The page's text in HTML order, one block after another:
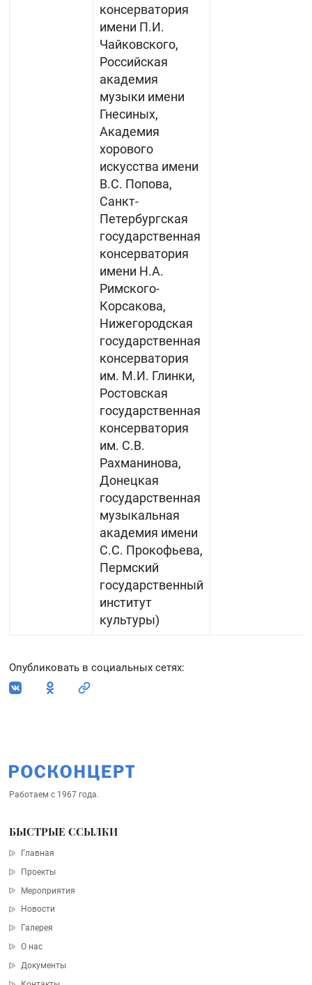
консерватория
имени П.И.
Чайковского,
Российская
академия
музыки имени
Гнесиных,
Академия
хорового
искусства имени
В.С. Попова,
Санкт-
Петербургская
государственная
консерватория
имени Н.А.
Римского-
Корсакова,
Нижегородская
государственная
консерватория
им. М.И. Глинки,
Ростовская
государственная
консерватория
им. С.В.
Рахманинова,
Донецкая
государственная
музыкальная
академия имени
С.С. Прокофьева,
Пермский
государственный
институт
культуры)
Опубликовать в социальных сетях:
Работаем с 1967 года.
БЫСТРЫЕ ССЫЛКИ
Главная
Проекты
Мероприятия
Новости
Галерея
О нас
Документы